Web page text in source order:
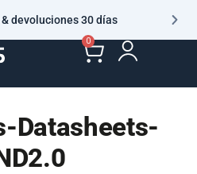
devoluciones 30 días
0
Datasheets-